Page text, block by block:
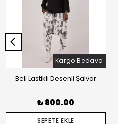
Kargo Bedava
Beli Lastikli Desenli Şalvar
₺ 800.00
SEPETE EKLE